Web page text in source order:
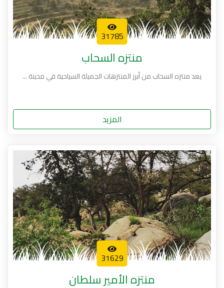
31785
منتزه السحاب
يعد منتزه السحاب من أبرز المنتزهات الجميلة السياحية في مدينة ...
المزيد
31629
منتزه الأمير سلطان